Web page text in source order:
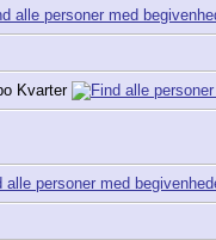
Kvarter